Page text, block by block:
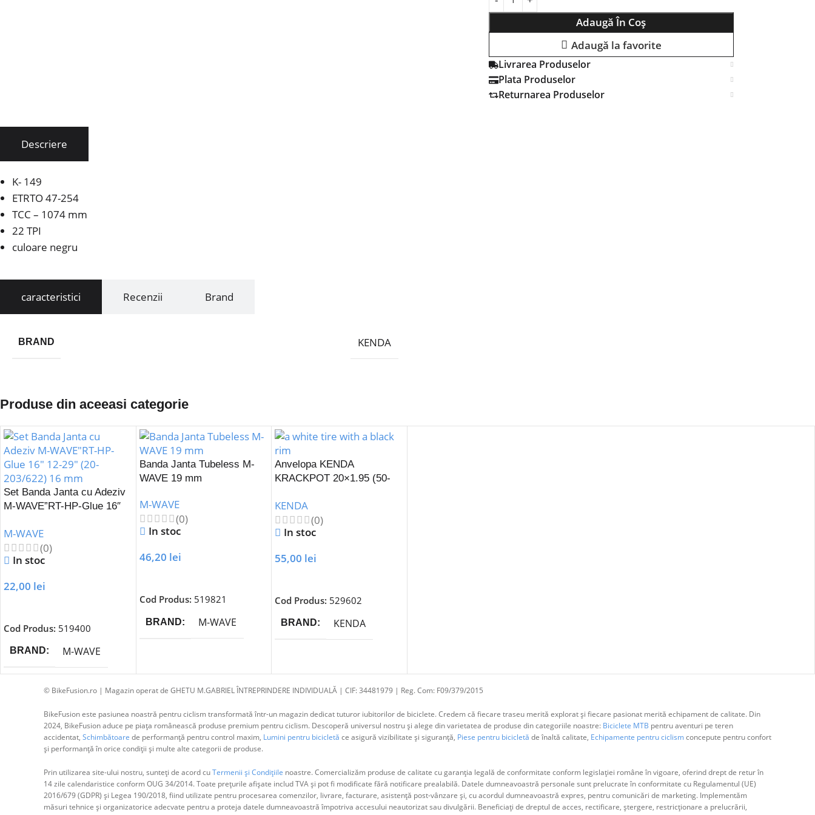
Adaugă În Coș
Adaugă la favorite
Livrarea Produselor
Plata Produselor
Returnarea Produselor
Descriere
K- 149
ETRTO 47-254
TCC – 1074 mm
22 TPI
culoare negru
caracteristici Recenzii Brand
BRAND KENDA
Produse din aceeasi categorie
Set Banda Janta cu Adeziv
M-WAVE”RT-HP-Glue 16″
M-WAVE
(0)
In stoc
22,00 lei
Cod Produs: 519400
BRAND M-WAVE
Banda Janta Tubeless M-
WAVE 19 mm
M-WAVE
(0)
In stoc
46,20 lei
Cod Produs: 519821
BRAND M-WAVE
Anvelopa KENDA
KRACKPOT 20×1.95 (50-
KENDA
(0)
In stoc
55,00 lei
Cod Produs: 529602
BRAND KENDA
© BikeFusion.ro | Magazin operat de GHETU M.GABRIEL ÎNTREPRINDERE INDIVIDUALĂ | CIF: 34481979 | Reg. Com: F09/379/2015
BikeFusion este pasiunea noastră pentru ciclism transformată într-un magazin dedicat tuturor iubitorilor de biciclete. Credem că fiecare traseu merită explorat și fiecare pasionat merită echipament de calitate. Din
2024, BikeFusion aduce pe piața românească produse premium pentru ciclism. Descoperă universul nostru și alege din varietatea de produse din categoriile noastre:Biciclete MTB pentru aventuri pe teren
accidentat, Schimbătoare de performanță pentru control maxim, Lumini pentru bicicletă ce asigură vizibilitate și siguranță, Piese pentru bicicletă de înaltă calitate, Echipamente pentru ciclismconcepute pentru confort
și performanță în orice condiții și multe alte categorii de produse.
Prin utilizarea site-ului nostru, sunteți de acord cuTermenii și Condițiile noastre. Comercializăm produse de calitate cu garanția legală de conformitate conform legislației române în vigoare, oferind drept de retur în
14 zile calendaristice conform OUG 34/2014. Toate prețurile afișate includ TVA și pot fi modificate fără notificare prealabilă. Datele dumneavoastră personale sunt prelucrate în conformitate cu Regulamentul (UE)
2016/679 (GDPR) și Legea 190/2018, fiind utilizate pentru procesarea comenzilor, livrare, facturare, asistență post-vânzare și, cu acordul dumneavoastră expres, pentru comunicări de marketing. Implementăm
măsuri tehnice și organizatorice adecvate pentru a proteja datele dumneavoastră împotriva accesului neautorizat sau divulgării. Beneficiați de dreptul de acces, rectificare, ștergere, restricționare a prelucrării,